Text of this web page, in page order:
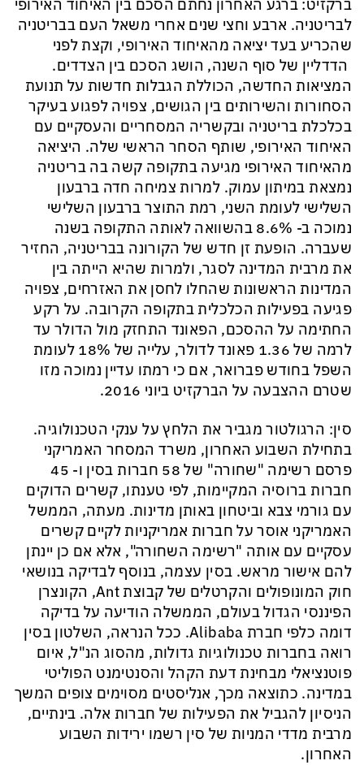
ברקזיט: ברגע האחרון נחתם הסכם בין האיחוד האירופי
לבריטניה. ארבע וחצי שנים אחרי משאל העם בבריטניה
שהכריע בעד יציאה מהאיחוד האירופי, וקצת לפני
הדדליין של סוף השנה, הושג הסכם בין הצדדים.
המציאות החדשה, הכוללת הגבלות חדשות על תנועת
הסחורות והשירותים בין הגושים, צפויה לפגוע בעיקר
בכלכלת בריטניה ובקשריה המסחריים והעסקיים עם
האיחוד האירופי, שותף הסחר הראשי שלה. היציאה
מהאיחוד האירופי מגיעה בתקופה קשה בה בריטניה
נמצאת במיתון עמוק. למרות צמיחה חדה ברבעון
השלישי לעומת השני, רמת התוצר ברבעון השלישי
נמוכה ב- 8.6% בהשוואה לאותה התקופה בשנה
שעברה. הופעת זן חדש של הקורונה בבריטניה, החזיר
את מרבית המדינה לסגר, ולמרות שהיא הייתה בין
המדינות הראשונות שהחלו לחסן את האזרחים, צפויה
פגיעה בפעילות הכלכלית בתקופה הקרובה. על רקע
החתימה על ההסכם, הפאונד התחזק מול הדולר עד
לרמה של 1.36 פאונד לדולר, עלייה של 18% לעומת
השפל בחודש פברואר, אם כי רמתו עדיין נמוכה מזו
שטרם ההצבעה על הברקזיט ביוני 2016.
סין: הרגולטור מגביר את הלחץ על ענקי הטכנולוגיה.
בתחילת השבוע האחרון, משרד המסחר האמריקני
פרסם רשימה "שחורה" של 58 חברות בסין ו- 45
חברות ברוסיה המקיימות, לפי טענתו, קשרים הדוקים
עם גורמי צבא וביטחון באותן מדינות. מעתה, הממשל
האמריקני אוסר על חברות אמריקניות לקיים קשרים
עסקיים עם אותה "רשימה השחורה", אלא אם כן יינתן
להם אישור מראש. בסין עצמה, בנוסף לבדיקה בנושאי
חוק המונופולים והקרטלים של קבוצת Ant, הקונצרן
הפיננסי הגדול בעולם, הממשלה הודיעה על בדיקה
דומה כלפי חברת Alibaba. ככל הנראה, השלטון בסין
רואה בחברות טכנולוגיות גדולות, מהסוג הנ"ל, איום
פוטנציאלי מבחינת דעת הקהל והסנטימנט הפוליטי
במדינה. כתוצאה מכך, אנליסטים מסוימים צופים המשך
הניסיון להגביל את הפעילות של חברות אלה. בינתיים,
מרבית מדדי המניות של סין רשמו ירידות השבוע
האחרון.